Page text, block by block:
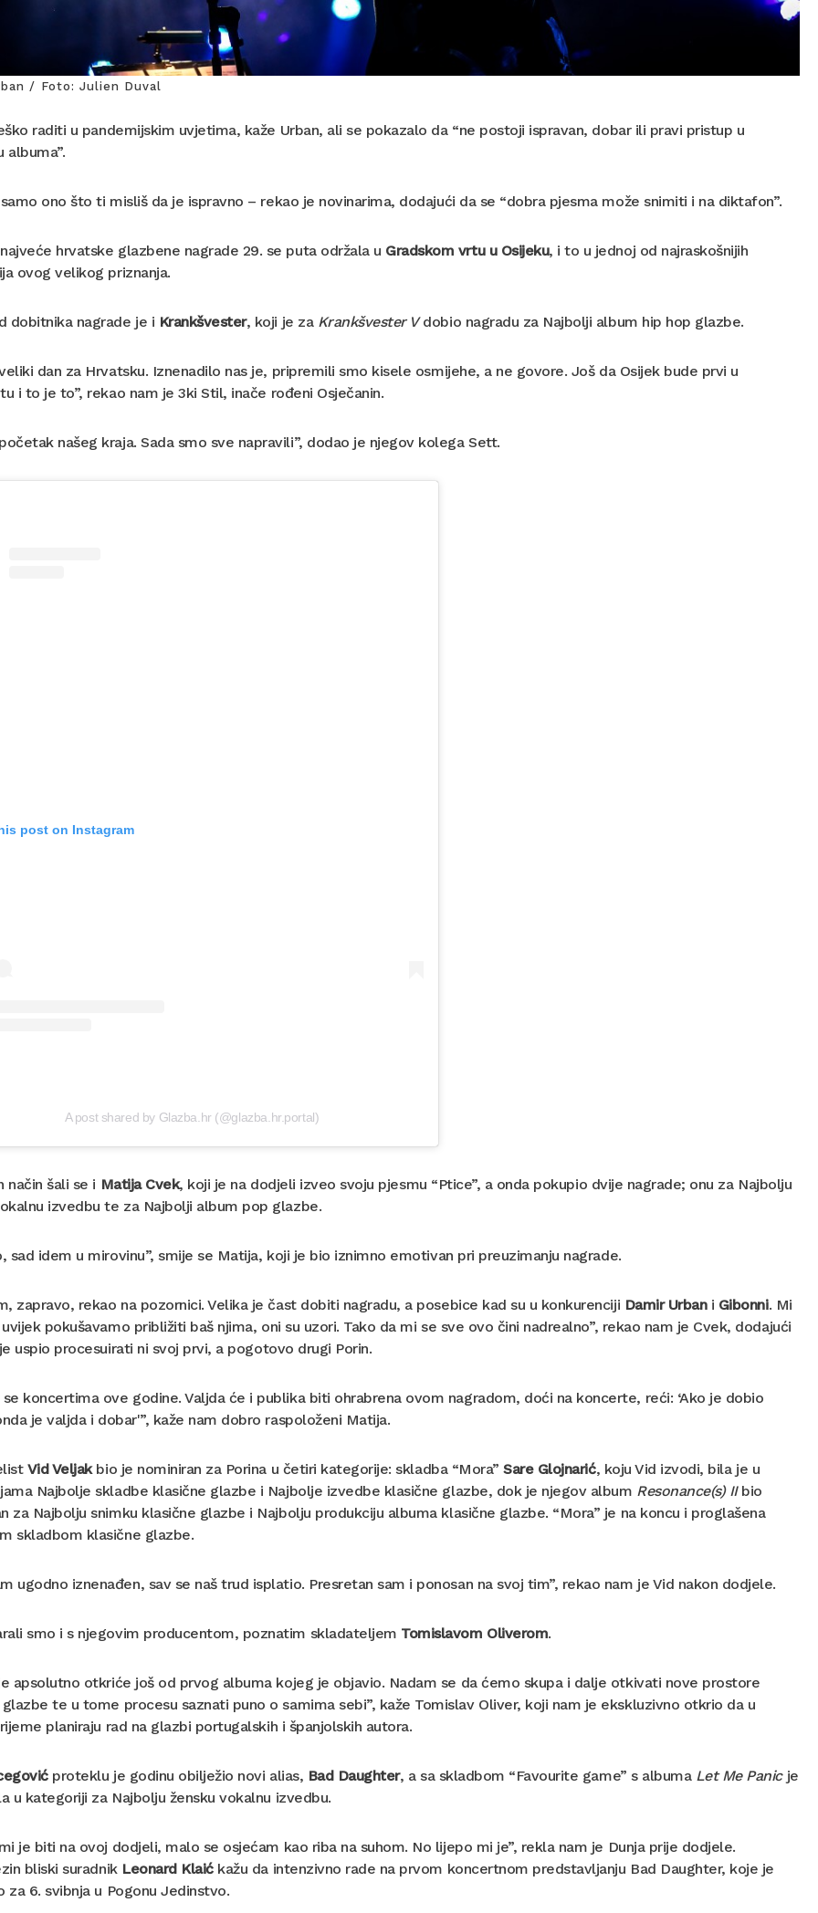
/ Foto: Julien Duval
raditi u pandemijskim uvjetima, kaže Urban, ali se pokazalo da “ne postoji ispravan, dobar ili pravi pristup u
albuma”.
ono što ti misliš da je ispravno – rekao je novinarima, dodajući da se “dobra pjesma može snimiti i na diktafon”.
hrvatske glazbene nagrade 29. se puta održala u Gradskom vrtu u Osijeku, i to u jednoj od najraskošnijih
ovog velikog priznanja.
dobitnika nagrade je i Krankšvester, koji je za Krankšvester Vdobio nagradu za Najbolji album hip hop glazbe.
dan za Hrvatsku. Iznenadilo nas je, pripremili smo kisele osmijehe, a ne govore. Još da Osijek bude prvi u
i to je to”, rekao nam je 3ki Stil, inače rođeni Osječanin.
našeg kraja. Sada smo sve napravili”, dodao je njegov kolega Sett.
post on Instagram
A post shared by Glazba.hr (@glazba.hr.portal)
način šali se i Matija Cvek, koji je na dodjeli izveo svoju pjesmu “Ptice”, a onda pokupio dvije nagrade; onu za Najbolju
izvedbu te za Najbolji album pop glazbe.
sad idem u mirovinu”, smije se Matija, koji je bio iznimno emotivan pri preuzimanju nagrade.
zapravo, rekao na pozornici. Velika je čast dobiti nagradu, a posebice kad su u konkurenciji Damir Urbani Gibonni. Mi
pokušavamo približiti baš njima, oni su uzori. Tako da mi se sve ovo čini nadrealno”, rekao nam je Cvek, dodajući
uspio procesuirati ni svoj prvi, a pogotovo drugi Porin.
se koncertima ove godine. Valjda će i publika biti ohrabrena ovom nagradom, doći na koncerte, reći: ‘Ako je dobio
je valjda i dobar'”, kaže nam dobro raspoloženi Matija.
Vid Veljakbio je nominiran za Porina u četiri kategorije: skladba “Mora”Sare Glojnarić, koju Vid izvodi, bila je u
Najbolje skladbe klasične glazbe i Najbolje izvedbe klasične glazbe, dok je njegov album Resonance(s) IIbio
za Najbolju snimku klasične glazbe i Najbolju produkciju albuma klasične glazbe. “Mora” je na koncu i proglašena
skladbom klasične glazbe.
ugodno iznenađen, sav se naš trud isplatio. Presretan sam i ponosan na svoj tim”, rekao nam je Vid nakon dodjele.
smo i s njegovim producentom, poznatim skladateljem Tomislavom Oliverom.
apsolutno otkriće još od prvog albuma kojeg je objavio. Nadam se da ćemo skupa i dalje otkivati nove prostore
te u tome procesu saznati puno o samima sebi”, kaže Tomislav Oliver, koji nam je ekskluzivno otkrio da u
planiraju rad na glazbi portugalskih i španjolskih autora.
proteklu je godinu obilježio novi alias, Bad Daughter, a sa skladbom “Favourite game” s albuma Let Me Panicje
u kategoriji za Najbolju žensku vokalnu izvedbu.
je biti na ovoj dodjeli, malo se osjećam kao riba na suhom. No lijepo mi je”, rekla nam je Dunja prije dodjele.
bliski suradnik Leonard Klaićkažu da intenzivno rade na prvom koncertnom predstavljanju Bad Daughter, koje je
za 6. svibnja u Pogonu Jedinstvo.